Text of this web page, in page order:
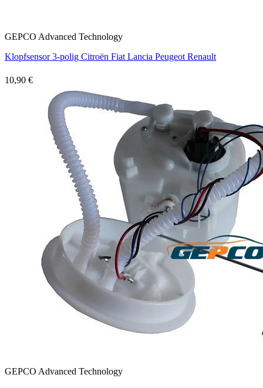
GEPCO Advanced Technology
Klopfsensor 3-polig Citroën Fiat Lancia Peugeot Renault
10,90 €
GEPCO Advanced Technology